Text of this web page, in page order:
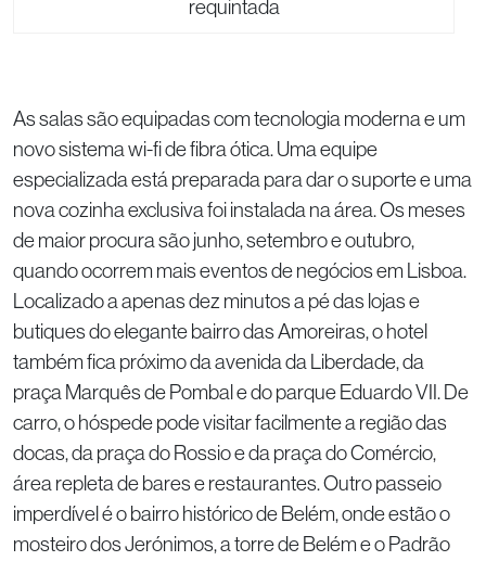
requintada
As salas são equipadas com tecnologia moderna e um
novo sistema wi-fi de fibra ótica. Uma equipe
especializada está preparada para dar o suporte e uma
nova cozinha exclusiva foi instalada na área. Os meses
de maior procura são junho, setembro e outubro,
quando ocorrem mais eventos de negócios em Lisboa.
Localizado a apenas dez minutos a pé das lojas e
butiques do elegante bairro das Amoreiras, o hotel
também fica próximo da avenida da Liberdade, da
praça Marquês de Pombal e do parque Eduardo VII. De
carro, o hóspede pode visitar facilmente a região das
docas, da praça do Rossio e da praça do Comércio,
área repleta de bares e restaurantes. Outro passeio
imperdível é o bairro histórico de Belém, onde estão o
mosteiro dos Jerónimos, a torre de Belém e o Padrão